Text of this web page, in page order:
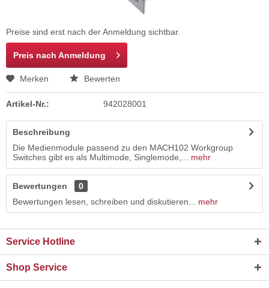
Preise sind erst nach der Anmeldung sichtbar.
Preis nach Anmeldung
Merken Bewerten
Artikel-Nr.: 942028001
Beschreibung
Die Medienmodule passend zu den MACH102 Workgroup
Switches gibt es als Multimode, Singlemode,...
mehr
Bewertungen
0
Bewertungen lesen, schreiben und diskutieren...
mehr
Service Hotline
Shop Service